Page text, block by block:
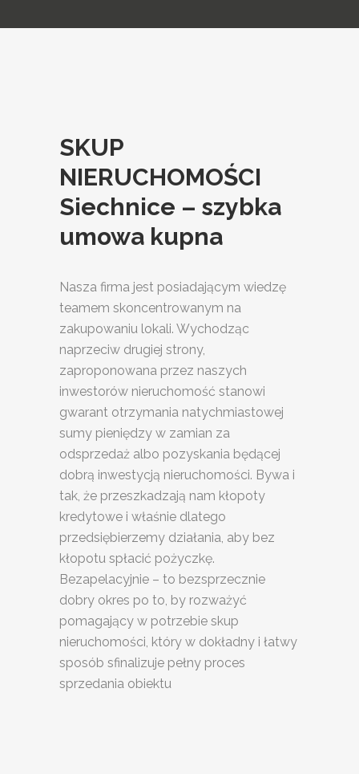
SKUP
NIERUCHOMOŚCI
Siechnice – szybka
umowa kupna
Nasza firma jest posiadającym wiedzę
teamem skoncentrowanym na
zakupowaniu lokali. Wychodząc
naprzeciw drugiej strony,
zaproponowana przez naszych
inwestorów nieruchomość stanowi
gwarant otrzymania natychmiastowej
sumy pieniędzy w zamian za
odsprzedaż albo pozyskania będącej
dobrą inwestycją nieruchomości. Bywa i
tak, że przeszkadzają nam kłopoty
kredytowe i właśnie dlatego
przedsiębierzemy działania, aby bez
kłopotu spłacić pożyczkę.
Bezapelacyjnie – to bezsprzecznie
dobry okres po to, by rozważyć
pomagający w potrzebie skup
nieruchomości, który w dokładny i łatwy
sposób sfinalizuje pełny proces
sprzedania obiektu